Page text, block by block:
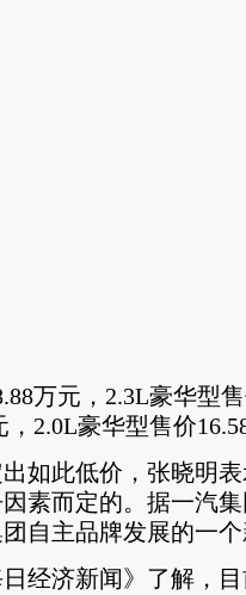
万元，2.3L豪华型
，2.0L豪华型售价
此低价，张晓明表
素而定的。据一汽
自主品牌发展的一
济新闻》了解，目